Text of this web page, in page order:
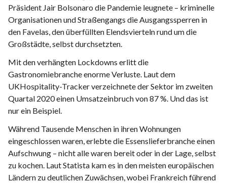
Präsident Jair Bolsonaro die Pandemie leugnete – kriminelle
Organisationen und Straßengangs die Ausgangssperren in
den Favelas, den überfüllten Elendsvierteln rund um die
Großstädte, selbst durchsetzten.
Mit den verhängten Lockdowns erlitt die
Gastronomiebranche enorme Verluste. Laut dem
UKHospitality-Tracker verzeichnete der Sektor im zweiten
Quartal 2020 einen Umsatzeinbruch von 87 %. Und das ist
nur ein Beispiel.
Während Tausende Menschen in ihren Wohnungen
eingeschlossen waren, erlebte die Essenslieferbranche einen
Aufschwung – nicht alle waren bereit oder in der Lage, selbst
zu kochen. Laut Statista kam es in den meisten europäischen
Ländern zu deutlichen Zuwächsen, wobei Frankreich führend